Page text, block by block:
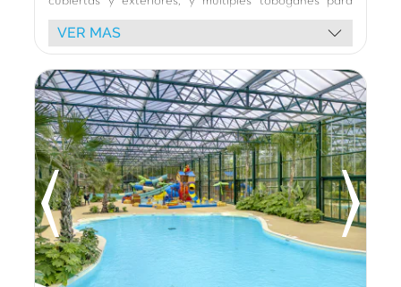
emociones garantizadas. 🏊 Los niños adorarán la
gran zona de juegos, el carrusel y las variadas
mascotas. 🎢 Nuestro equipo ofrece actividades para
todas las edades, incluyendo un campo multideporte
y una sala de juegos. Relájese en plena naturaleza 🌿
o explore los alrededores. El camping está idealmente
situado para visitar Disneyland París (35 km), el
Parque Astérix (40 km) y la majestuosa Torre Eiffel.
Alójese en un cómodo bungalow con terraza. ¡Le
esperan unas vacaciones inolvidables!
La opinión de Carolina
Si buscas un camping donde el aburrimiento
VER MAS